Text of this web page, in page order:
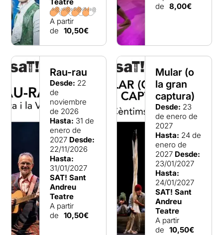
A partir
de 10,50€
de 8,00€
Rau-rau
Desde: 22
de
noviembre
de 2026
Hasta: 31 de
enero de
2027 Desde:
22/11/2026
Hasta:
31/01/2027
SAT! Sant
Andreu
Teatre
A partir
de 10,50€
Mular (o
la gran
captura)
Desde: 23
de enero de
2027
Hasta: 24 de
enero de
2027 Desde:
23/01/2027
Hasta:
24/01/2027
SAT! Sant
Andreu
Teatre
A partir
de 10,50€